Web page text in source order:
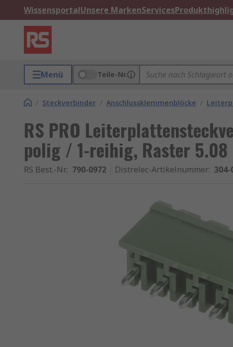
WissensportalUnsere MarkenServices
Menü Teile-Nr.
/ Steckverbinder / Anschlussklemmenblöcke /
RS PRO
polig / 1-reihig, Raster 5.08
RS Best.-Nr.: 790-0972 Distrelec-Artikelnummer: 304-